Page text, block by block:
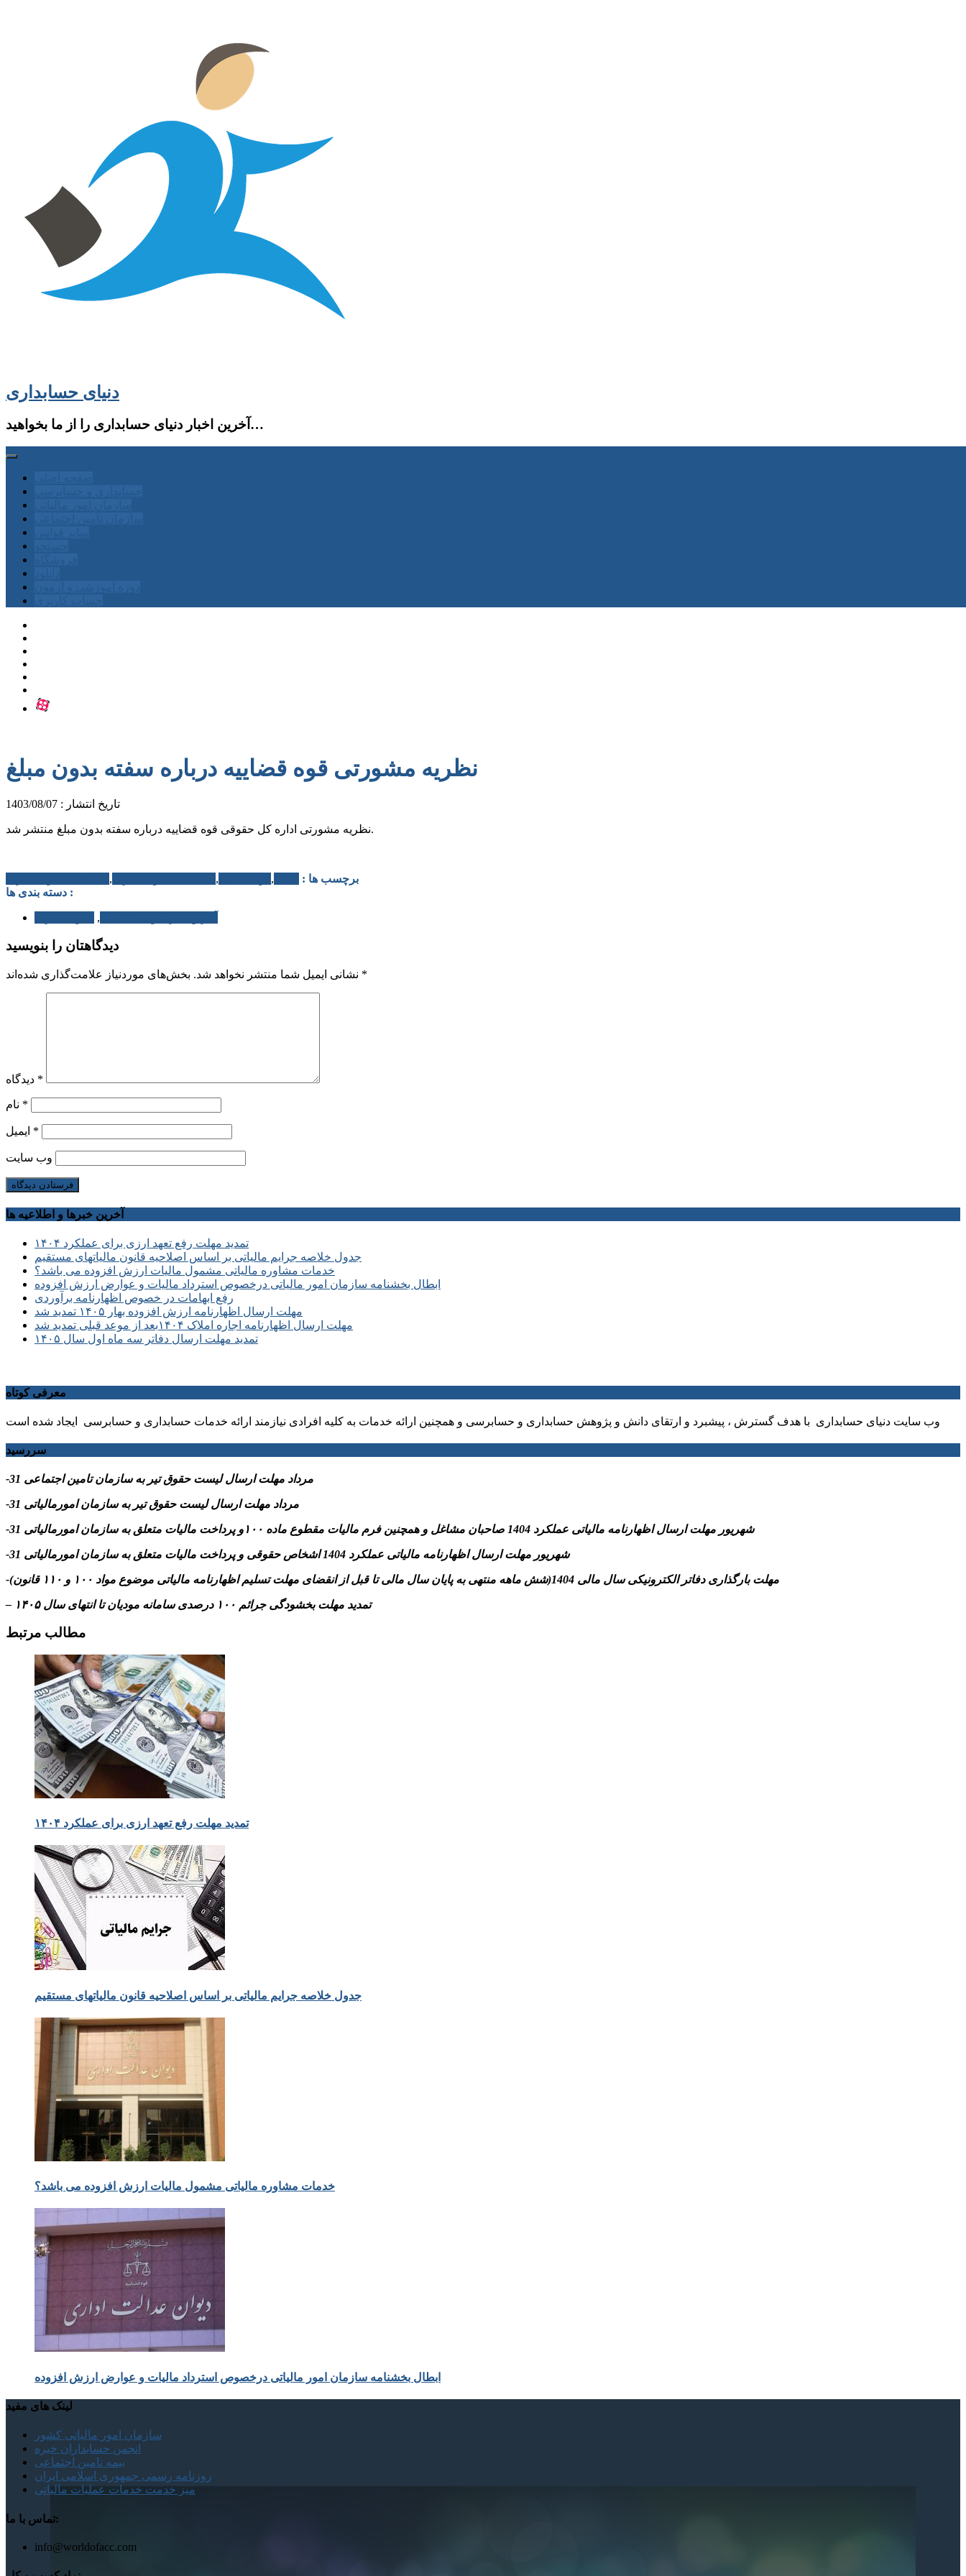
دنیای حسابداری
آخرین اخبار دنیای حسابداری را از ما بخواهید…
نظریه مشورتی قوه قضاییه درباره سفته بدون مبلغ
تاریخ انتشار : 1403/08/07
نظریه مشورتی اداره کل حقوقی قوه قضاییه درباره سفته بدون مبلغ منتشر شد.
برچسب ها : ,
,
,
دسته بندی ها :
,
دیدگاهتان را بنویسید
نشانی ایمیل شما منتشر نخواهد شد. *
*
*
*
وب‌ سایت
آخرین خبرها و اطلاعیه ها
تمدید مهلت رفع تعهد ارزی برای عملکرد ۱۴۰۴
جدول خلاصه جرایم مالیاتی بر اساس اصلاحیه قانون مالیاتهای مستقیم
خدمات مشاوره مالیاتی مشمول مالیات ارزش افزوده می باشد؟
ابطال بخشنامه سازمان امور مالیاتی درخصوص استرداد مالیات و عوارض ارزش افزوده
رفع ابهامات در خصوص اظهارنامه برآوردی
مهلت ارسال اظهارنامه ارزش افزوده بهار ۱۴۰۵ تمدید شد
مهلت ارسال اظهارنامه اجاره املاک ۱۴۰۴بعد از موعد قبلی تمدید شد
تمدید مهلت ارسال دفاتر سه ماه اول سال ۱۴۰۵
معرفی کوتاه
وب سایت دنیای حسابداری با هدف گسترش ، پیشبرد و ارتقای دانش و پژوهش حسابداری و حسابرسی و همچنین ارائه خدمات به کلیه افرادی نیازمند ارائه خدمات حسابداری و حسابرسی ایجاد شده است
سررسید
-31 مرداد مهلت ارسال ليست حقوق تیر به سازمان تامین اجتماعی
-31 مرداد مهلت ارسال ليست حقوق تیر به سازمان امورمالیاتی
-31 شهریور مهلت ارسال اظهارنامه مالیاتی عملکرد 1404 صاحبان مشاغل و همچنین فرم مالیات مقطوع ماده ۱۰۰و پرداخت مالیات متعلق به سازمان امورمالیاتی
-31 شهریور مهلت ارسال اظهارنامه مالیاتی عملکرد 1404 اشخاص حقوقی و پرداخت مالیات متعلق به سازمان امورمالیاتی
-مهلت بارگذاری دفاتر الکترونیکی سال مالی 1404(شش ماهه منتهی به پایان سال مالی تا قبل از انقضای مهلت تسلیم اظهارنامه مالیاتی موضوع مواد ۱۰۰ و ۱۱۰ قانون)
– تمدید مهلت بخشودگی جرائم ۱۰۰ درصدی سامانه مودیان تا انتهای سال ۱۴۰۵
مطالب مرتبط
تمدید مهلت رفع تعهد ارزی برای عملکرد ۱۴۰۴
جدول خلاصه جرایم مالیاتی بر اساس اصلاحیه قانون مالیاتهای مستقیم
خدمات مشاوره مالیاتی مشمول مالیات ارزش افزوده می باشد؟
ابطال بخشنامه سازمان امور مالیاتی درخصوص استرداد مالیات و عوارض ارزش افزوده
لینک های مفید
سازمان امور مالیاتی کشور
انجمن حسابداران خبره
بیمه تامین اجتماعی
روزنامه رسمی جمهوری اسلامی ایران
میز خدمت خدمات عملیات مالیاتی
تماس با ما:
info@worldofacc.com